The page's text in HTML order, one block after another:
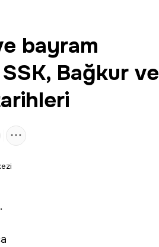
bayram
Bağkur ve